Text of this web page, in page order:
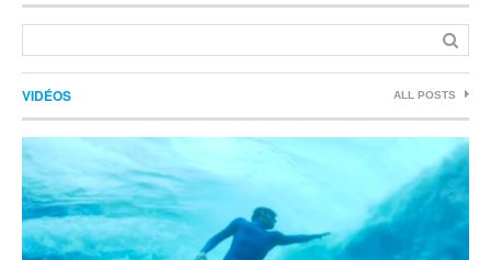
VIDÉOS ALL POSTS